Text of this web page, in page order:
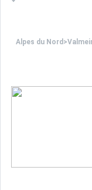
Alpes du Nord >